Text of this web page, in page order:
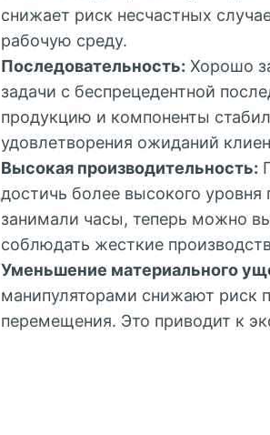
снижает риск несчастных
рабочую среду.
Последовательность: Хорошо
задачи с беспрецедентной
продукцию и компоненты
удовлетворения ожиданий
Высокая производительность:
достичь более высокого
занимали часы, теперь можно
соблюдать жесткие
Уменьшение материального
манипуляторами снижают риск
перемещения. Это приводит к